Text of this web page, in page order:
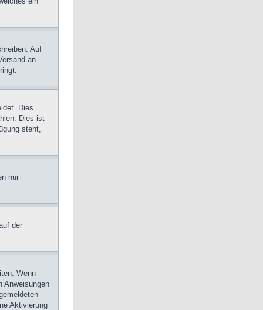
Auf
an
Dies
Dies ist
steht,
nur
der
Wenn
Anweisungen
Aktivierung